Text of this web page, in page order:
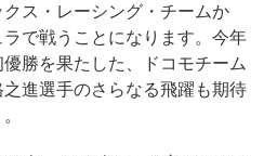
ス・レーシング・チームか
で戦うことになります。今年
勝を果たした、ドコモチーム
進選手のさらなる飛躍も期待